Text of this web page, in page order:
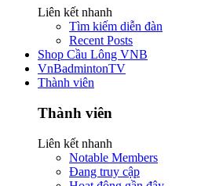
Liên kết nhanh
Tìm kiếm diễn đàn
Recent Posts
Shop Cầu Lông VNB
VnBadmintonTV
Thành viên
Thành viên
Liên kết nhanh
Notable Members
Đang truy cập